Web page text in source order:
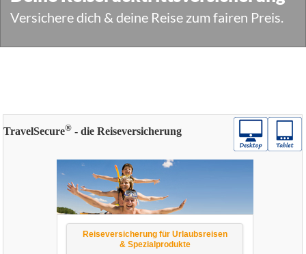
Versichere dich & deine Reise zum fairen Preis.